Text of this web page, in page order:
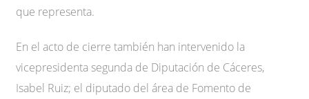
que representa.
En el acto de cierre también han intervenido la
vicepresidenta segunda de Diputación de Cáceres,
Isabel Ruiz; el diputado del área de Fomento de